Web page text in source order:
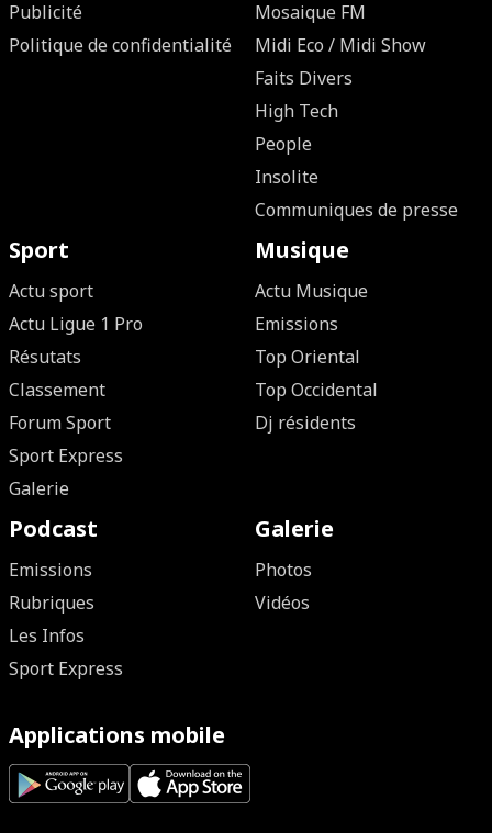
Publicité
Politique de confidentialité
Mosaique FM
Midi Eco / Midi Show
Faits Divers
High Tech
People
Insolite
Communiques de presse
Sport
Actu sport
Actu Ligue 1 Pro
Résutats
Classement
Forum Sport
Sport Express
Galerie
Musique
Actu Musique
Emissions
Top Oriental
Top Occidental
Dj résidents
Podcast
Emissions
Rubriques
Les Infos
Sport Express
Galerie
Photos
Vidéos
Applications mobile